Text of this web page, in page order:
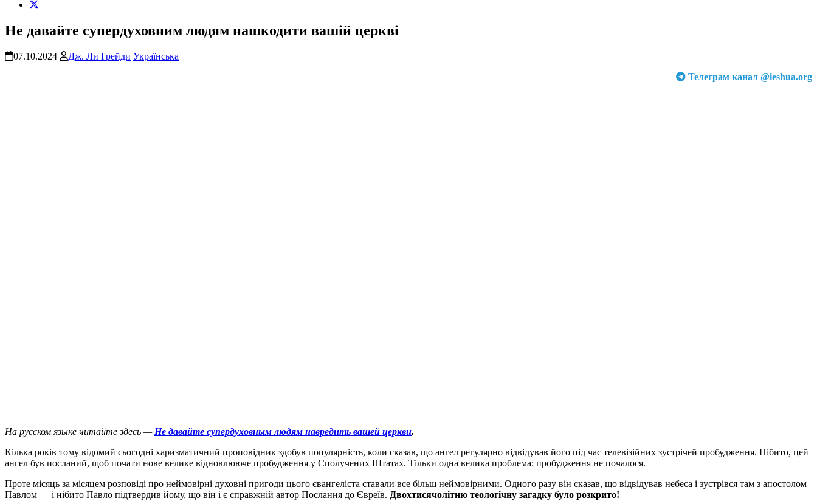
Не давайте супердуховним людям нашкодити вашій церкві
07.10.2024 Дж. Ли Грейди Українська
Телеграм канал @ieshua.org
На русском языке читайте здесь — Не давайте супердуховным людям навредить вашей церкви.
Кілька років тому відомий сьогодні харизматичний проповідник здобув популярність, коли сказав, що ангел регулярно відвідував його під час телевізійних зустрічей пробудження. Нібито, цей
ангел був посланий, щоб почати нове велике відновлююче пробудження у Сполучених Штатах. Тільки одна велика проблема: пробудження не почалося.
Проте місяць за місяцем розповіді про неймовірні духовні пригоди цього євангеліста ставали все більш неймовірними. Одного разу він сказав, що відвідував небеса і зустрівся там з апостолом
Павлом — і нібито Павло підтвердив йому, що він і є справжній автор Послання до Євреїв. Двохтисячолітню теологічну загадку було розкрито!